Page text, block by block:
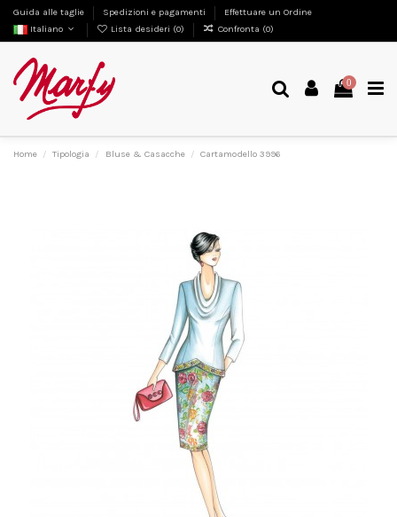
Guida alle taglie Spedizioni e pagamenti
Effettuare un Ordine
Italiano
Lista desideri (0) Confronta (0)
0
Home Tipologia Bluse & Casacche Cartamodello 3996